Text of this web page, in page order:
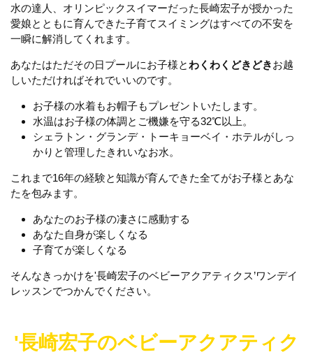
水の達人、オリンピックスイマーだった長崎宏子が授かった
愛娘とともに育んできた子育てスイミングはすべての不安を
一瞬に解消してくれます。
あなたはただその日プールにお子様とわくわくどきどきお越
しいただければそれでいいのです。
お子様の水着もお帽子もプレゼントいたします。
水温はお子様の体調とご機嫌を守る32℃以上。
シェラトン・グランデ・トーキョーベイ・ホテルがしっ
かりと管理したきれいなお水。
これまで16年の経験と知識が育んできた全てがお子様とあな
たを包みます。
あなたのお子様の凄さに感動する
あなた自身が楽しくなる
子育てが楽しくなる
そんなきっかけを'長崎宏子のベビーアクアティクス’ワンデイ
レッスンでつかんでください。
'長崎宏子のベビーアクアティク